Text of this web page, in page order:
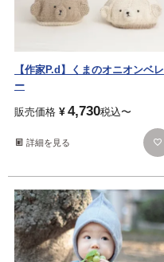
【作家P.d】くまのオニオンベレ
ー
販売価格 ¥4,730税込〜
詳細を見る